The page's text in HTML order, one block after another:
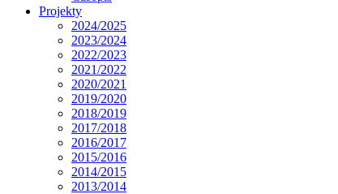
Projekty
2024/2025
2023/2024
2022/2023
2021/2022
2020/2021
2019/2020
2018/2019
2017/2018
2016/2017
2015/2016
2014/2015
2013/2014